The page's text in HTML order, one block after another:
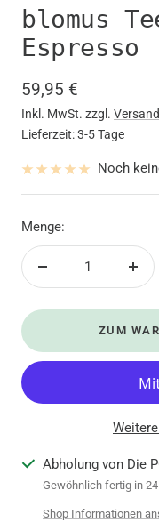
blomus
Espresso
Angebotspreis
59,95 €
Inkl. MwSt. zzgl. Versand
Lieferzeit: 3-5 Tage
Noch
Menge:
ZUM
Abholung von Die
Gewöhnlich fertig in
Shop Informationen